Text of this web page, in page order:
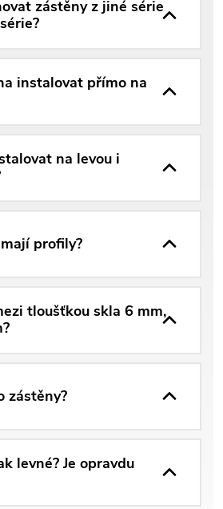
zástěny z jiné série
instalovat přímo na
na levou i
profily?
tloušťkou skla 6 mm,
zástěny?
levné? Je opravdu